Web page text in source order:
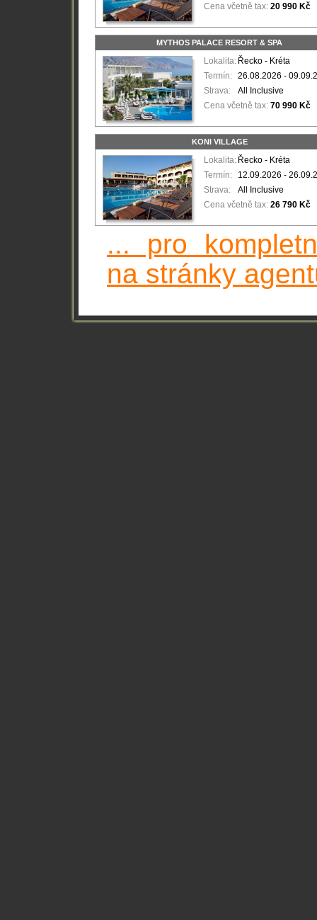
Cena včetně tax: 20 990 Kč
MYTHOS PALACE RESORT & SPA
Lokalita: Řecko - Kréta
Termín: 26.08.2026 -
Strava:
All Inclusive
Cena včetně tax: 70 990 Kč
KONI VILLAGE
Lokalita: Řecko - Kréta
Termín:
12.09.2026 -
Strava:
All Inclusive
Cena včetně tax: 26 790 Kč
... pro
na stránky